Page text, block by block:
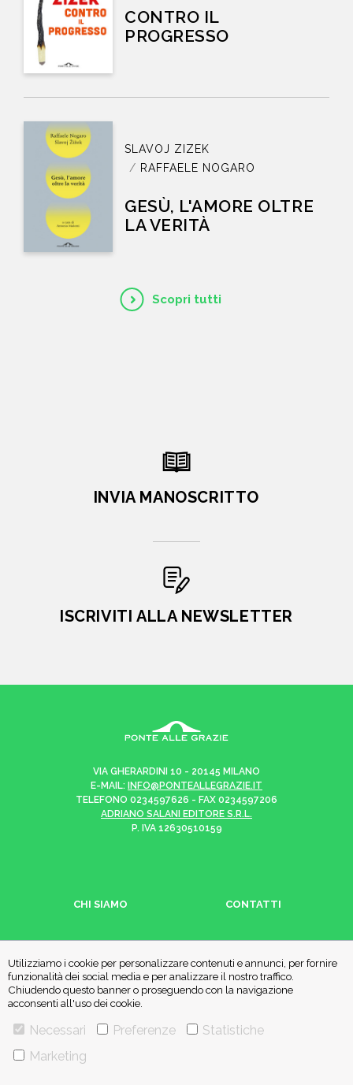
Scopri tutti
CONTRO IL
PROGRESSO
SLAVOJ ZIZEK
RAFFAELE NOGARO
GESÙ, L'AMORE OLTRE
LA VERITÀ
Utilizziamo i cookie per personalizzare contenuti e annunci, per fornire
funzionalità dei social media e per analizzare il nostro traffico.
Chiudendo questo banner o proseguendo con la navigazione
acconsenti all'uso dei cookie.
Necessari Preferenze
Statistiche
Marketing
INVIA MANOSCRITTO
ISCRIVITI ALLA NEWSLETTER
VIA GHERARDINI 10 - 20145 MILANO
E-MAIL: INFO@PONTEALLEGRAZIE.IT
TELEFONO 0234597626 - FAX 0234597206
ADRIANO SALANI EDITORE S.R.L.
P. IVA 12630510159
CHI SIAMO CONTATTI
Una casa editrice del Gruppo editoriale Mauri Spagnol
Il sito ponteallegrazie.it partecipa ai programmi di affiliazione di IBS.it
e Amazon EU, forme di accordo che consentono ai siti di recepire una